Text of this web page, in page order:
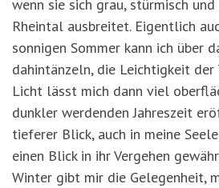
wenn sie sich grau, stürmisch
Rheintal ausbreitet. Eigentlich
sonnigen Sommer kann ich über
dahintänzeln, die Leichtigkeit
Licht lässt mich dann viel
dunkler werdenden Jahreszeit
tieferer Blick, auch in meine
einen Blick in ihr Vergehen
Winter gibt mir die Gelegenheit,